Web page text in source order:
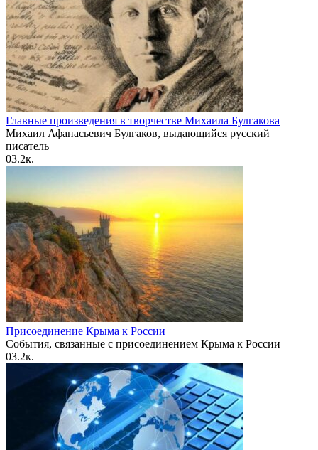
Главные произведения в творчестве Михаила Булгакова
Михаил Афанасьевич Булгаков, выдающийся русский
писатель
03.2к.
Присоединение Крыма к России
События, связанные с присоединением Крыма к России
03.2к.